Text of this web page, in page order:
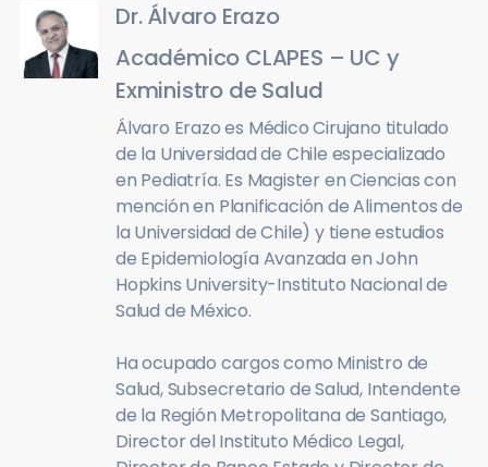
Dr. Álvaro Erazo
Académico CLAPES – UC y
Exministro de Salud
Álvaro Erazo es Médico Cirujano titulado
de la Universidad de Chile especializado
en Pediatría. Es Magister en Ciencias con
mención en Planificación de Alimentos de
la Universidad de Chile) y tiene estudios
de Epidemiología Avanzada en John
Hopkins University-Instituto Nacional de
Salud de México.
Ha ocupado cargos como Ministro de
Salud, Subsecretario de Salud, Intendente
de la Región Metropolitana de Santiago,
Director del Instituto Médico Legal,